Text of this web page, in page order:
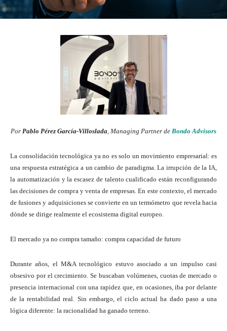
Por Pablo Pérez García-Villoslada, Managing Partner de Bondo Advisors
La consolidación tecnológica ya no es solo un movimiento empresarial: es
una respuesta estratégica a un cambio de paradigma. La irrupción de la IA,
la automatización y la escasez de talento cualificado están reconfigurando
las decisiones de compra y venta de empresas. En este contexto, el mercado
de fusiones y adquisiciones se convierte en un termómetro que revela hacia
dónde se dirige realmente el ecosistema digital europeo.
El mercado ya no compra tamaño: compra capacidad de futuro
Durante años, el M&A tecnológico estuvo asociado a un impulso casi
obsesivo por el crecimiento. Se buscaban volúmenes, cuotas de mercado o
presencia internacional con una rapidez que, en ocasiones, iba por delante
de la rentabilidad real. Sin embargo, el ciclo actual ha dado paso a una
lógica diferente: la racionalidad ha ganado terreno.